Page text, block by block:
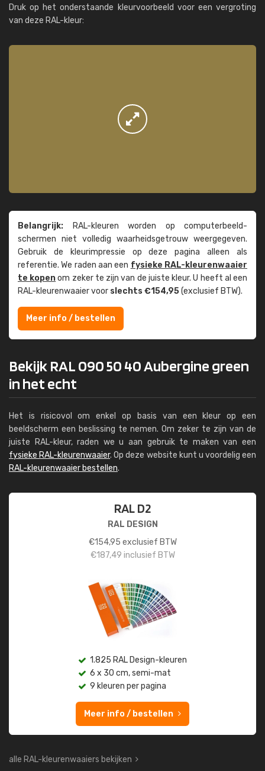
Druk op het onderstaande kleurvoorbeeld voor een vergroting
van deze RAL-kleur:
Belangrijk: RAL-kleuren worden op computer­beeld­
schermen niet volledig waarheids­­getrouw weer­gegeven.
Gebruik de kleur­impressie op deze pagina alleen als
referentie. We raden aan een fysieke RAL-kleuren­waaier
te kopenom zeker te zijn van de juiste kleur. U heeft al een
RAL-kleuren­waaier voor slechts €154,95(exclusief BTW).
Meer info / bestellen
Bekijk RAL 090 50 40 Aubergine green
in het echt
Het is risicovol om enkel op basis van een kleur op een
beeldscherm een beslissing te nemen. Om zeker te zijn van de
juiste RAL-kleur, raden we u aan gebruik te maken van een
fysieke RAL-kleurenwaaier. Op deze website kunt u voordelig een
RAL-kleurenwaaier bestellen.
RAL D2
RAL DESIGN
€154,95 exclusief BTW
€187,49 inclusief BTW
1.825 RAL Design-kleuren
6 x 30 cm, semi-mat
9 kleuren per pagina
Meer info / bestellen
alle RAL-kleurenwaaiers bekijken